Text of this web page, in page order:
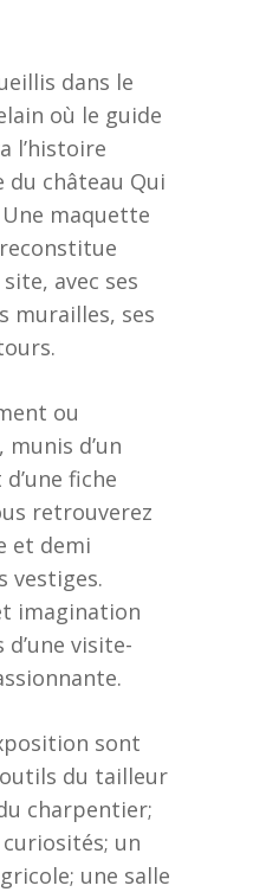
dans le
où le guide
l’histoire
du château Qui
Une maquette
avec ses
murailles, ses
ou
munis d’un
fiche
retrouverez
et demi
vestiges.
imagination
visite-
sont
du tailleur
charpentier;
un
une salle